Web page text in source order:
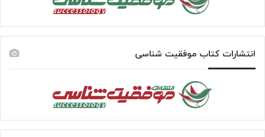
انتشارات کتاب موفقیت شناسی